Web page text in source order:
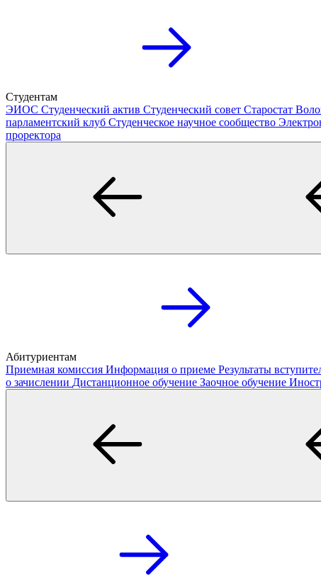
Студентам
ЭИОС Студенческий актив Студенческий совет Старостат
парламентский клуб Студенческое научное сообщество
проректора
Абитуриентам
Приемная комиссия Информация о приеме Результаты
о зачислении Дистанционное обучение Заочное обучение